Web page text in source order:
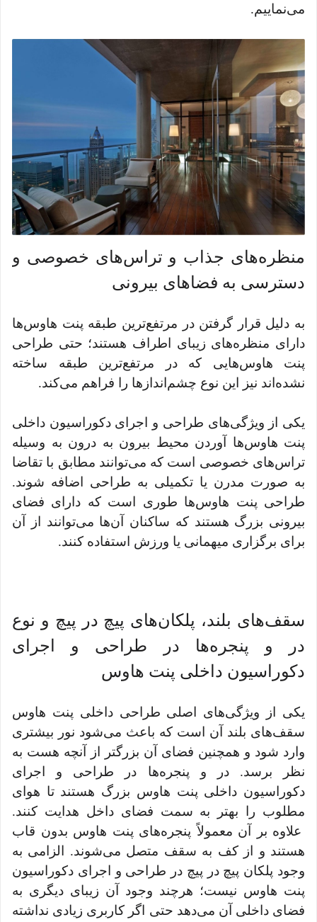
می‌نماییم.
منظره‌های جذاب و تراس‌های خصوصی و
دسترسی به فضاهای بیرونی
به دلیل قرار گرفتن در مرتفع‌ترین طبقه پنت هاوس‌ها
دارای منظره‌های زیبای اطراف هستند؛ حتی طراحی
پنت هاوس‌هایی که در مرتفع‌ترین طبقه ساخته
نشده‌اند نیز این نوع چشم‌اندازها را فراهم می‌کند.
یکی از ویژگی‌های طراحی و اجرای دکوراسیون داخلی
پنت هاوس‌ها آوردن محیط بیرون به درون به وسیله
تراس‌های خصوصی است که می‌توانند مطابق با تقاضا
به صورت مدرن یا تکمیلی به طراحی اضافه شوند.
طراحی پنت هاوس‌ها طوری است که دارای فضای
بیرونی بزرگ هستند که ساکنان آن‌ها می‌توانند از آن
برای برگزاری میهمانی یا ورزش استفاده کنند.
سقف‌های بلند، پلکان‌های پیچ در پیچ و نوع
در و پنجره‌ها در طراحی و اجرای
دکوراسیون داخلی پنت هاوس
یکی از ویژگی‌های اصلی طراحی داخلی پنت هاوس
سقف‌های بلند آن است که باعث می‌شود نور بیشتری
وارد شود و همچنین فضای آن بزرگتر از آنچه هست به
نظر برسد. در و پنجره‌ها در طراحی و اجرای
دکوراسیون داخلی پنت هاوس بزرگ هستند تا هوای
مطلوب را بهتر به سمت فضای داخل هدایت کنند.
علاوه بر آن معمولاً پنجره‌های پنت هاوس بدون قاب
هستند و از کف به سقف متصل می‌شوند. الزامی به
وجود پلکان پیچ در پیچ در طراحی و اجرای دکوراسیون
پنت هاوس نیست؛ هرچند وجود آن زیبای دیگری به
فضای داخلی آن می‌دهد حتی اگر کاربری زیادی نداشته